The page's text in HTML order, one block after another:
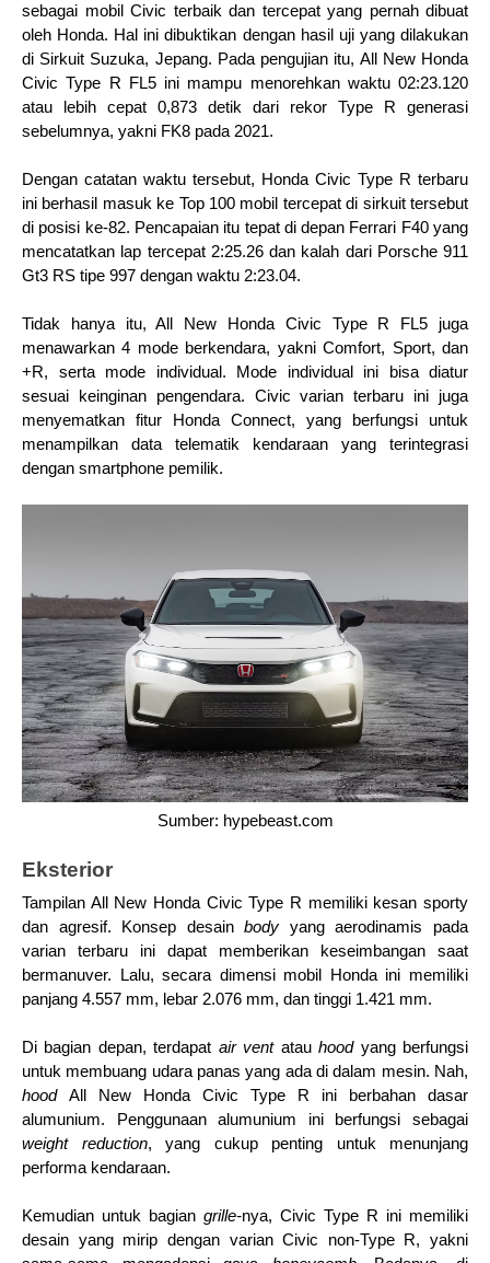
sebagai mobil Civic terbaik dan tercepat yang pernah dibuat
oleh Honda. Hal ini dibuktikan dengan hasil uji yang dilakukan
di Sirkuit Suzuka, Jepang. Pada pengujian itu, All New Honda
Civic Type R FL5 ini mampu menorehkan waktu 02:23.120
atau lebih cepat 0,873 detik dari rekor Type R generasi
sebelumnya, yakni FK8 pada 2021.
Dengan catatan waktu tersebut, Honda Civic Type R terbaru
ini berhasil masuk ke Top 100 mobil tercepat di sirkuit tersebut
di posisi ke-82. Pencapaian itu tepat di depan Ferrari F40 yang
mencatatkan lap tercepat 2:25.26 dan kalah dari Porsche 911
Gt3 RS tipe 997 dengan waktu 2:23.04.
Tidak hanya itu, All New Honda Civic Type R FL5 juga
menawarkan 4 mode berkendara, yakni Comfort, Sport, dan
+R, serta mode individual. Mode individual ini bisa diatur
sesuai keinginan pengendara. Civic varian terbaru ini juga
menyematkan fitur Honda Connect, yang berfungsi untuk
menampilkan data telematik kendaraan yang terintegrasi
dengan smartphone pemilik.
Sumber: hypebeast.com
Eksterior
Tampilan All New Honda Civic Type R memiliki kesan sporty
dan agresif. Konsep desain body yang aerodinamis pada
varian terbaru ini dapat memberikan keseimbangan saat
bermanuver. Lalu, secara dimensi mobil Honda ini memiliki
panjang 4.557 mm, lebar 2.076 mm, dan tinggi 1.421 mm.
Di bagian depan, terdapat air vent atau hood yang berfungsi
hood All New Honda Civic Type R ini berbahan dasar
weight reduction, yang cukup penting untuk menunjang
performa kendaraan.
Kemudian untuk bagian grille-nya, Civic Type R ini memiliki
desain yang mirip dengan varian Civic non-Type R, yakni